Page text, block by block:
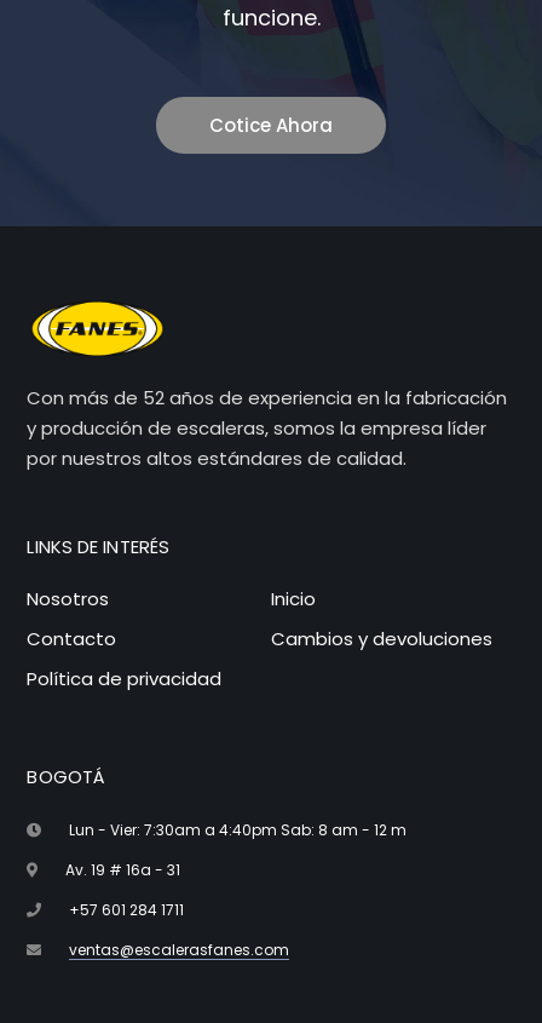
funcione.
Cotice Ahora
Con más de 52 años de experiencia en la fabricación
y producción de escaleras, somos la empresa líder
por nuestros altos estándares de calidad.
LINKS DE INTERÉS
Nosotros
Inicio
Contacto
Cambios y devoluciones
Política de privacidad
BOGOTÁ
Lun - Vier: 7:30am a 4:40pm Sab: 8 am - 12 m
Av. 19 # 16a - 31
+57 601 284 1711
ventas@escalerasfanes.com